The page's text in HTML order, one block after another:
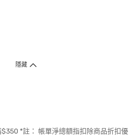
隱藏
$350 *註： 帳單淨總額指扣除商品折扣優